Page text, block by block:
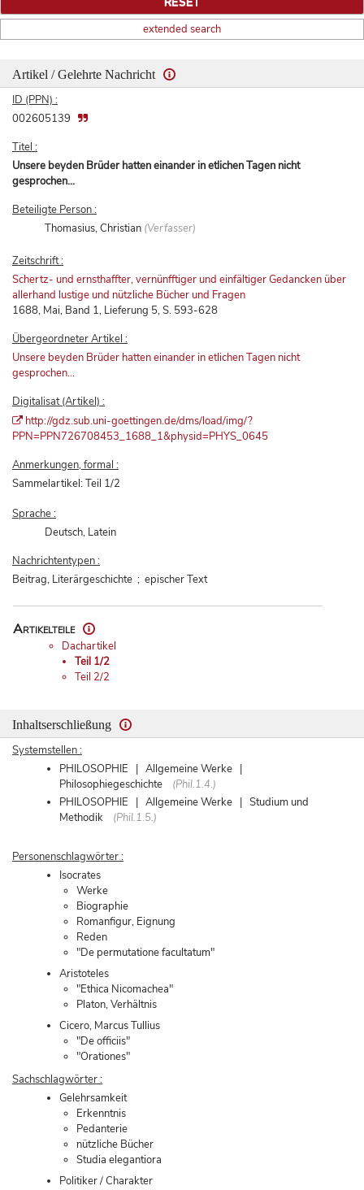
extended search
Artikel / Gelehrte Nachricht
ID (PPN) :
002605139
Titel :
Unsere beyden Brüder hatten einander in etlichen Tagen nicht
gesprochen...
Beteiligte Person :
Thomasius, Christian (Verfasser)
Zeitschrift :
Schertz- und ernsthaffter, vernünfftiger und einfältiger Gedancken über
allerhand lustige und nützliche Bücher und Fragen
1688, Mai, Band 1, Lieferung 5, S. 593-628
Übergeordneter Artikel :
Unsere beyden Brüder hatten einander in etlichen Tagen nicht
gesprochen...
Digitalisat (Artikel) :
http://gdz.sub.uni-goettingen.de/dms/load/img/?
PPN=PPN726708453_1688_1&physid=PHYS_0645
Anmerkungen, formal :
Sammelartikel: Teil 1/2
Sprache :
Deutsch, Latein
Nachrichtentypen :
Beitrag, Literärgeschichte ; epischer Text
Artikelteile
Dachartikel
Teil 1/2
Teil 2/2
Inhaltserschließung
Systemstellen :
PHILOSOPHIE | Allgemeine Werke |
Philosophiegeschichte
(Phil.1.4.)
PHILOSOPHIE | Allgemeine Werke | Studium und
Methodik
(Phil.1.5.)
Personenschlagwörter :
Isocrates
Werke
Biographie
Romanfigur, Eignung
Reden
"De permutatione facultatum"
Aristoteles
"Ethica Nicomachea"
Platon, Verhältnis
Cicero, Marcus Tullius
"De officiis"
"Orationes"
Sachschlagwörter :
Gelehrsamkeit
Erkenntnis
Pedanterie
nützliche Bücher
Studia elegantiora
Politiker / Charakter